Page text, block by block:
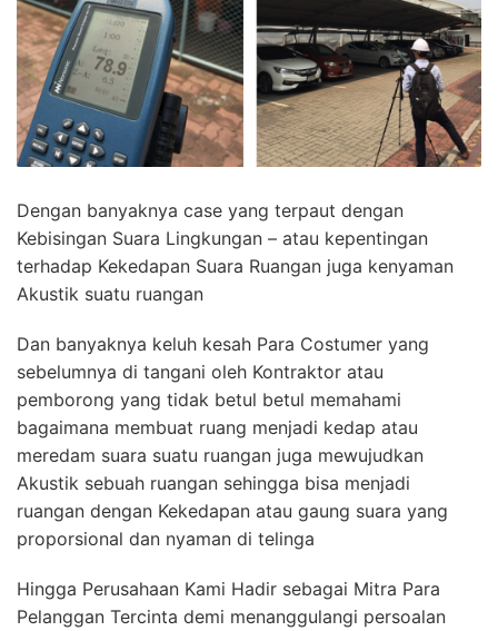
Dengan banyaknya case yang terpaut dengan
Kebisingan Suara Lingkungan – atau kepentingan
terhadap Kekedapan Suara Ruangan juga kenyaman
Akustik suatu ruangan
Dan banyaknya keluh kesah Para Costumer yang
sebelumnya di tangani oleh Kontraktor atau
pemborong yang tidak betul betul memahami
bagaimana membuat ruang menjadi kedap atau
meredam suara suatu ruangan juga mewujudkan
Akustik sebuah ruangan sehingga bisa menjadi
ruangan dengan Kekedapan atau gaung suara yang
proporsional dan nyaman di telinga
Hingga Perusahaan Kami Hadir sebagai Mitra Para
Pelanggan Tercinta demi menanggulangi persoalan